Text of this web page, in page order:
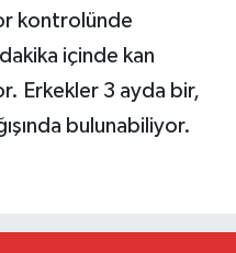
kontrolünde
içinde kan
Erkekler 3 ayda bir,
bulunabiliyor.